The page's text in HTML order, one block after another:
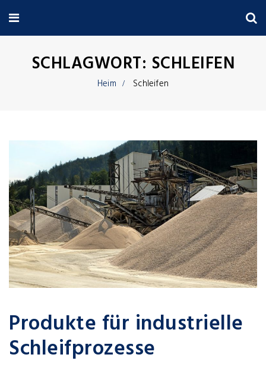
SCHLAGWORT: SCHLEIFEN
Heim Schleifen
Produkte für industrielle
Schleifprozesse